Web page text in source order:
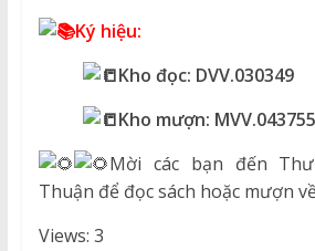
Ký hiệu:
Kho đọc: DVV.030349
Kho mượn:
Mời các bạn đến
Thuận để đọc sách hoặc mượn
Views: 3